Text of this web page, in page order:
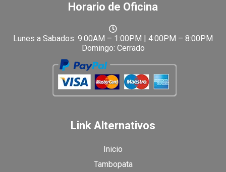
Horario de Oficina
Lunes a Sabados: 9:00AM – 1:00PM | 4:00PM – 8:00PM
Domingo: Cerrado
Link Alternativos
Inicio
Tambopata